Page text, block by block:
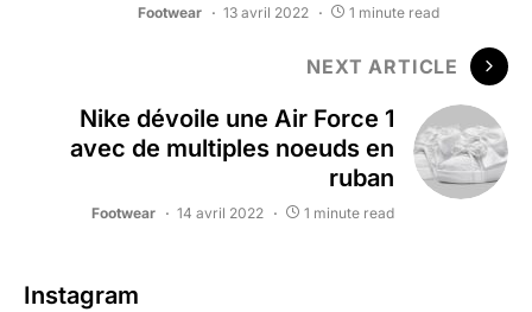
Footwear 13 avril 2022 1 minute read
NEXT ARTICLE
Nike dévoile une Air Force 1
avec de multiples noeuds en
ruban
Footwear 14 avril 2022 1 minute read
Instagram